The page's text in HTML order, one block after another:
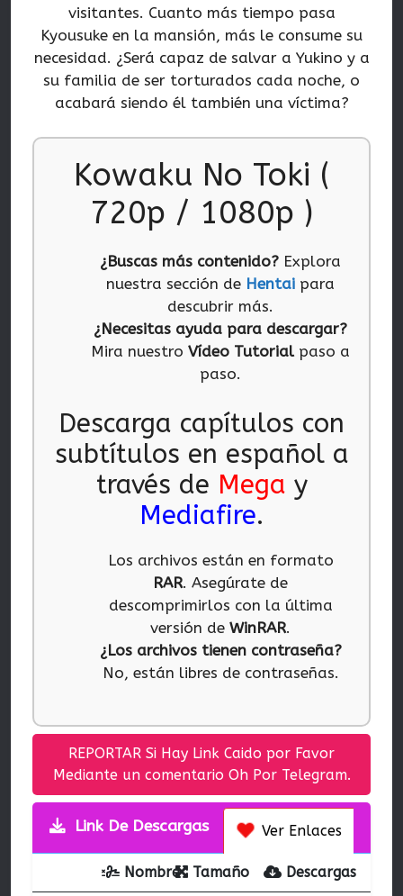
visitantes. Cuanto más tiempo pasa
Kyousuke en la mansión, más le consume su
necesidad. ¿Será capaz de salvar a Yukino y a
su familia de ser torturados cada noche, o
acabará siendo él también una víctima?
Kowaku No Toki (
720p / 1080p )
¿Buscas más contenido? Explora
nuestra sección de Hentai para
descubrir más.
¿Necesitas ayuda para descargar?
Mira nuestroVídeo Tutorialpaso a
paso.
Descarga capítulos con
subtítulos en español a
través de Mega y
Mediafire.
Los archivos están en formato
RAR. Asegúrate de
descomprimirlos con la última
versión deWinRAR.
¿Los archivos tienen contraseña?
No, están libres de contraseñas.
REPORTAR Si Hay Link Caido por Favor
Mediante un comentario Oh Por Telegram.
Link De Descargas Ver Enlaces
Nombre Tamaño Descargas